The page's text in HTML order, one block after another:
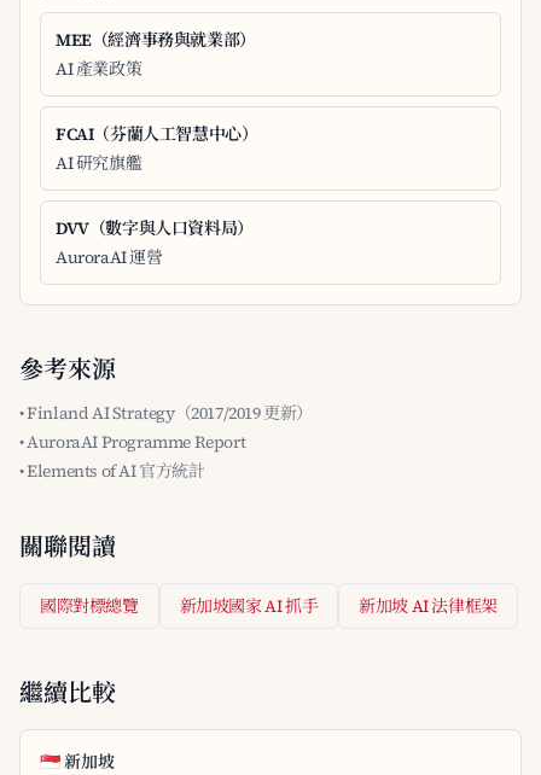
MEE（經濟事務與就業部）
AI 產業政策
FCAI（芬蘭人工智慧中心）
AI 研究旗艦
DVV（數字與人口資料局）
AuroraAI 運營
參考來源
• Finland AI Strategy（2017/2019 更新）
• AuroraAI Programme Report
• Elements of AI 官方統計
關聯閱讀
國際對標總覽 新加坡國家 AI 抓手 新加坡 AI 法律框架
繼續比較
🇸🇬 新加坡